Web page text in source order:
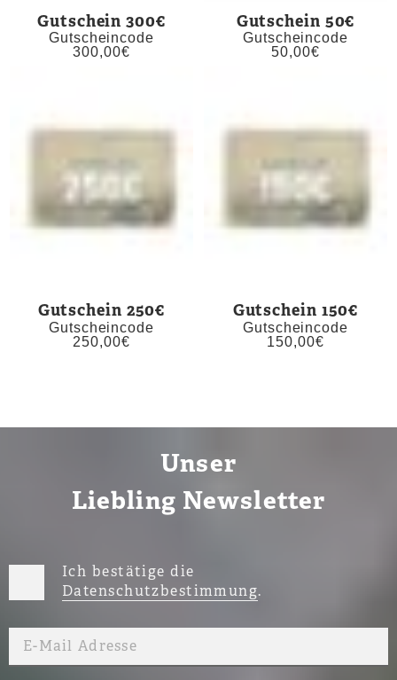
Gutschein 300€
Gutscheincode
300,00€
Gutschein 50€
Gutscheincode
50,00€
Gutschein 250€
Gutscheincode
250,00€
Gutschein 150€
Gutscheincode
150,00€
Unser
Liebling Newsletter
Ich bestätige die
Datenschutzbestimmung.